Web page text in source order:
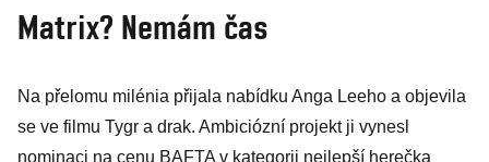
Matrix? Nemám čas
Na přelomu milénia přijala nabídku Anga Leeho a objevila
se ve filmu Tygr a drak. Ambiciózní projekt ji vynesl
nominaci na cenu BAFTA v kategorii nejlepší herečka